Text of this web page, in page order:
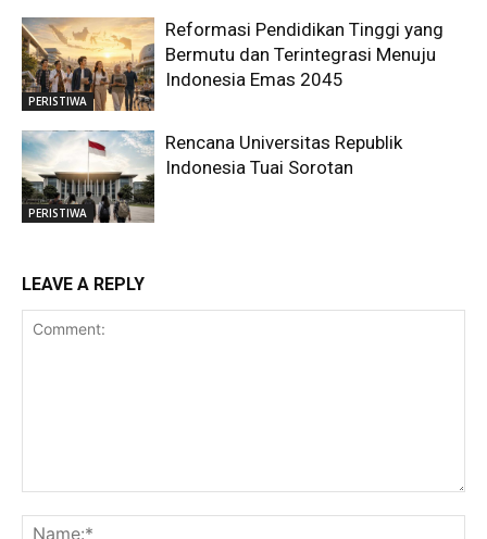
PERISTIWA
Reformasi Pendidikan Tinggi yang
Bermutu dan Terintegrasi Menuju
Indonesia Emas 2045
PERISTIWA
Rencana Universitas Republik
Indonesia Tuai Sorotan
LEAVE A REPLY